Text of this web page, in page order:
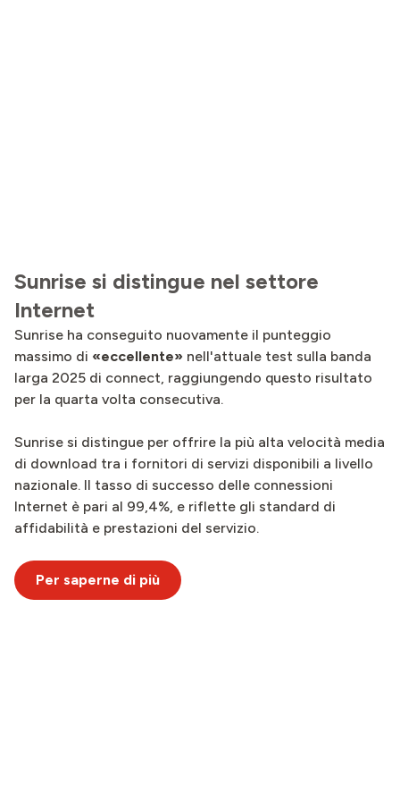
Sunrise si distingue nel settore
Internet
Sunrise ha conseguito nuovamente il punteggio
massimo di «eccellente» nell'attuale test sulla banda
larga 2025 di connect, raggiungendo questo risultato
per la quarta volta consecutiva.
Sunrise si distingue per offrire la più alta velocità media
di download tra i fornitori di servizi disponibili a livello
nazionale. Il tasso di successo delle connessioni
Internet è pari al 99,4%, e riflette gli standard di
affidabilità e prestazioni del servizio.
Per saperne di più